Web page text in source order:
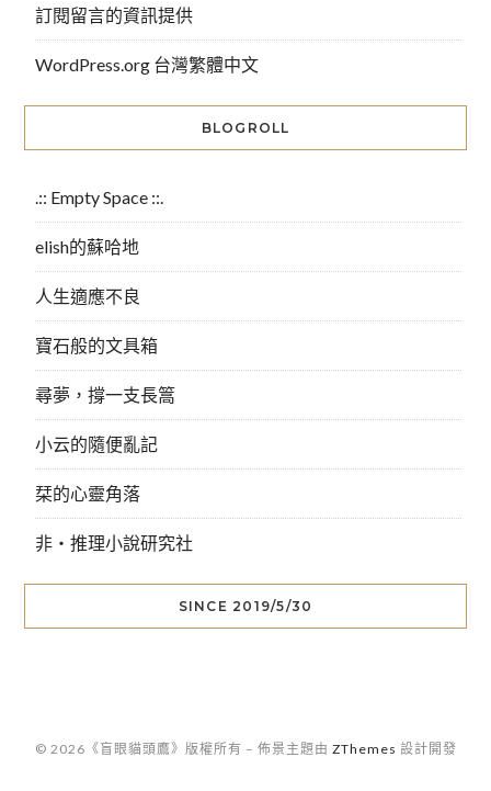
訂閱留言的資訊提供
WordPress.org 台灣繁體中文
BLOGROLL
.:: Empty Space ::.
elish的蘇哈地
人生適應不良
寶石般的文具箱
尋夢，撐一支長篙
小云的隨便亂記
栞的心靈角落
非‧推理小說研究社
SINCE 2019/5/30
© 2026《盲眼貓頭鷹》版權所有 – 佈景主題由 ZThemes 設計開發